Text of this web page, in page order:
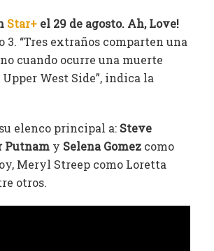
Star+ el 29 de agosto. Ah, Love!
“Tres extraños comparten una
cuando ocurre una muerte
West Side”, indica la
elenco principal a: Steve
Putnam y Selena Gomez como
Meryl Streep como Loretta
otros.